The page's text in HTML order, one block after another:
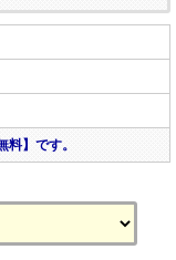
】です。